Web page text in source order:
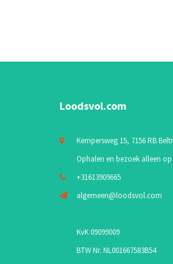
Loodsvol.com
Kempersweg 15, 7156 RB
Ophalen en bezoek alleen
+31613909665
algemeen@loodsvol.com
KvK 09099009
BTW Nr. NL001667583B54